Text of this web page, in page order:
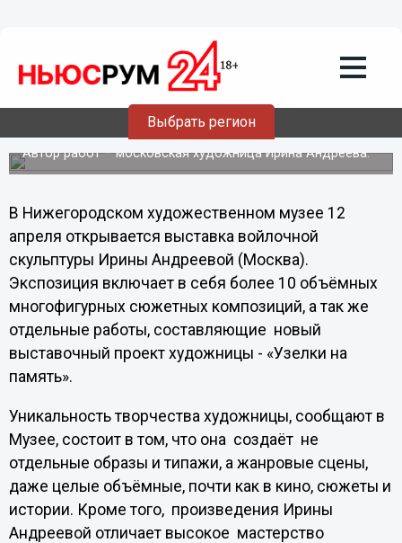
Выбрать регион
11.04.201308:45
Выставка войлочной скульптуры
откроется в Нижнем Новгороде
Автор работ – московская художница Ирина Андреева.
В Нижегородском художественном музее 12
апреля открывается выставка войлочной
скульптуры Ирины Андреевой (Москва).
Экспозиция включает в себя более 10 объёмных
многофигурных сюжетных композиций, а так же
отдельные работы, составляющие новый
выставочный проект художницы - «Узелки на
память».
Уникальность творчества художницы, сообщают в
Музее, состоит в том, что она создаёт не
отдельные образы и типажи, а жанровые сцены,
даже целые объёмные, почти как в кино, сюжеты и
истории. Кроме того, произведения Ирины
Андреевой отличает высокое мастерство